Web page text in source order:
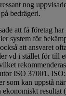
nog
bedrägeri.
att få företag har
system för
att ansvaret
vd i stället för till
ISO 37001.
som kan uppstå
ekonomiskt resultat